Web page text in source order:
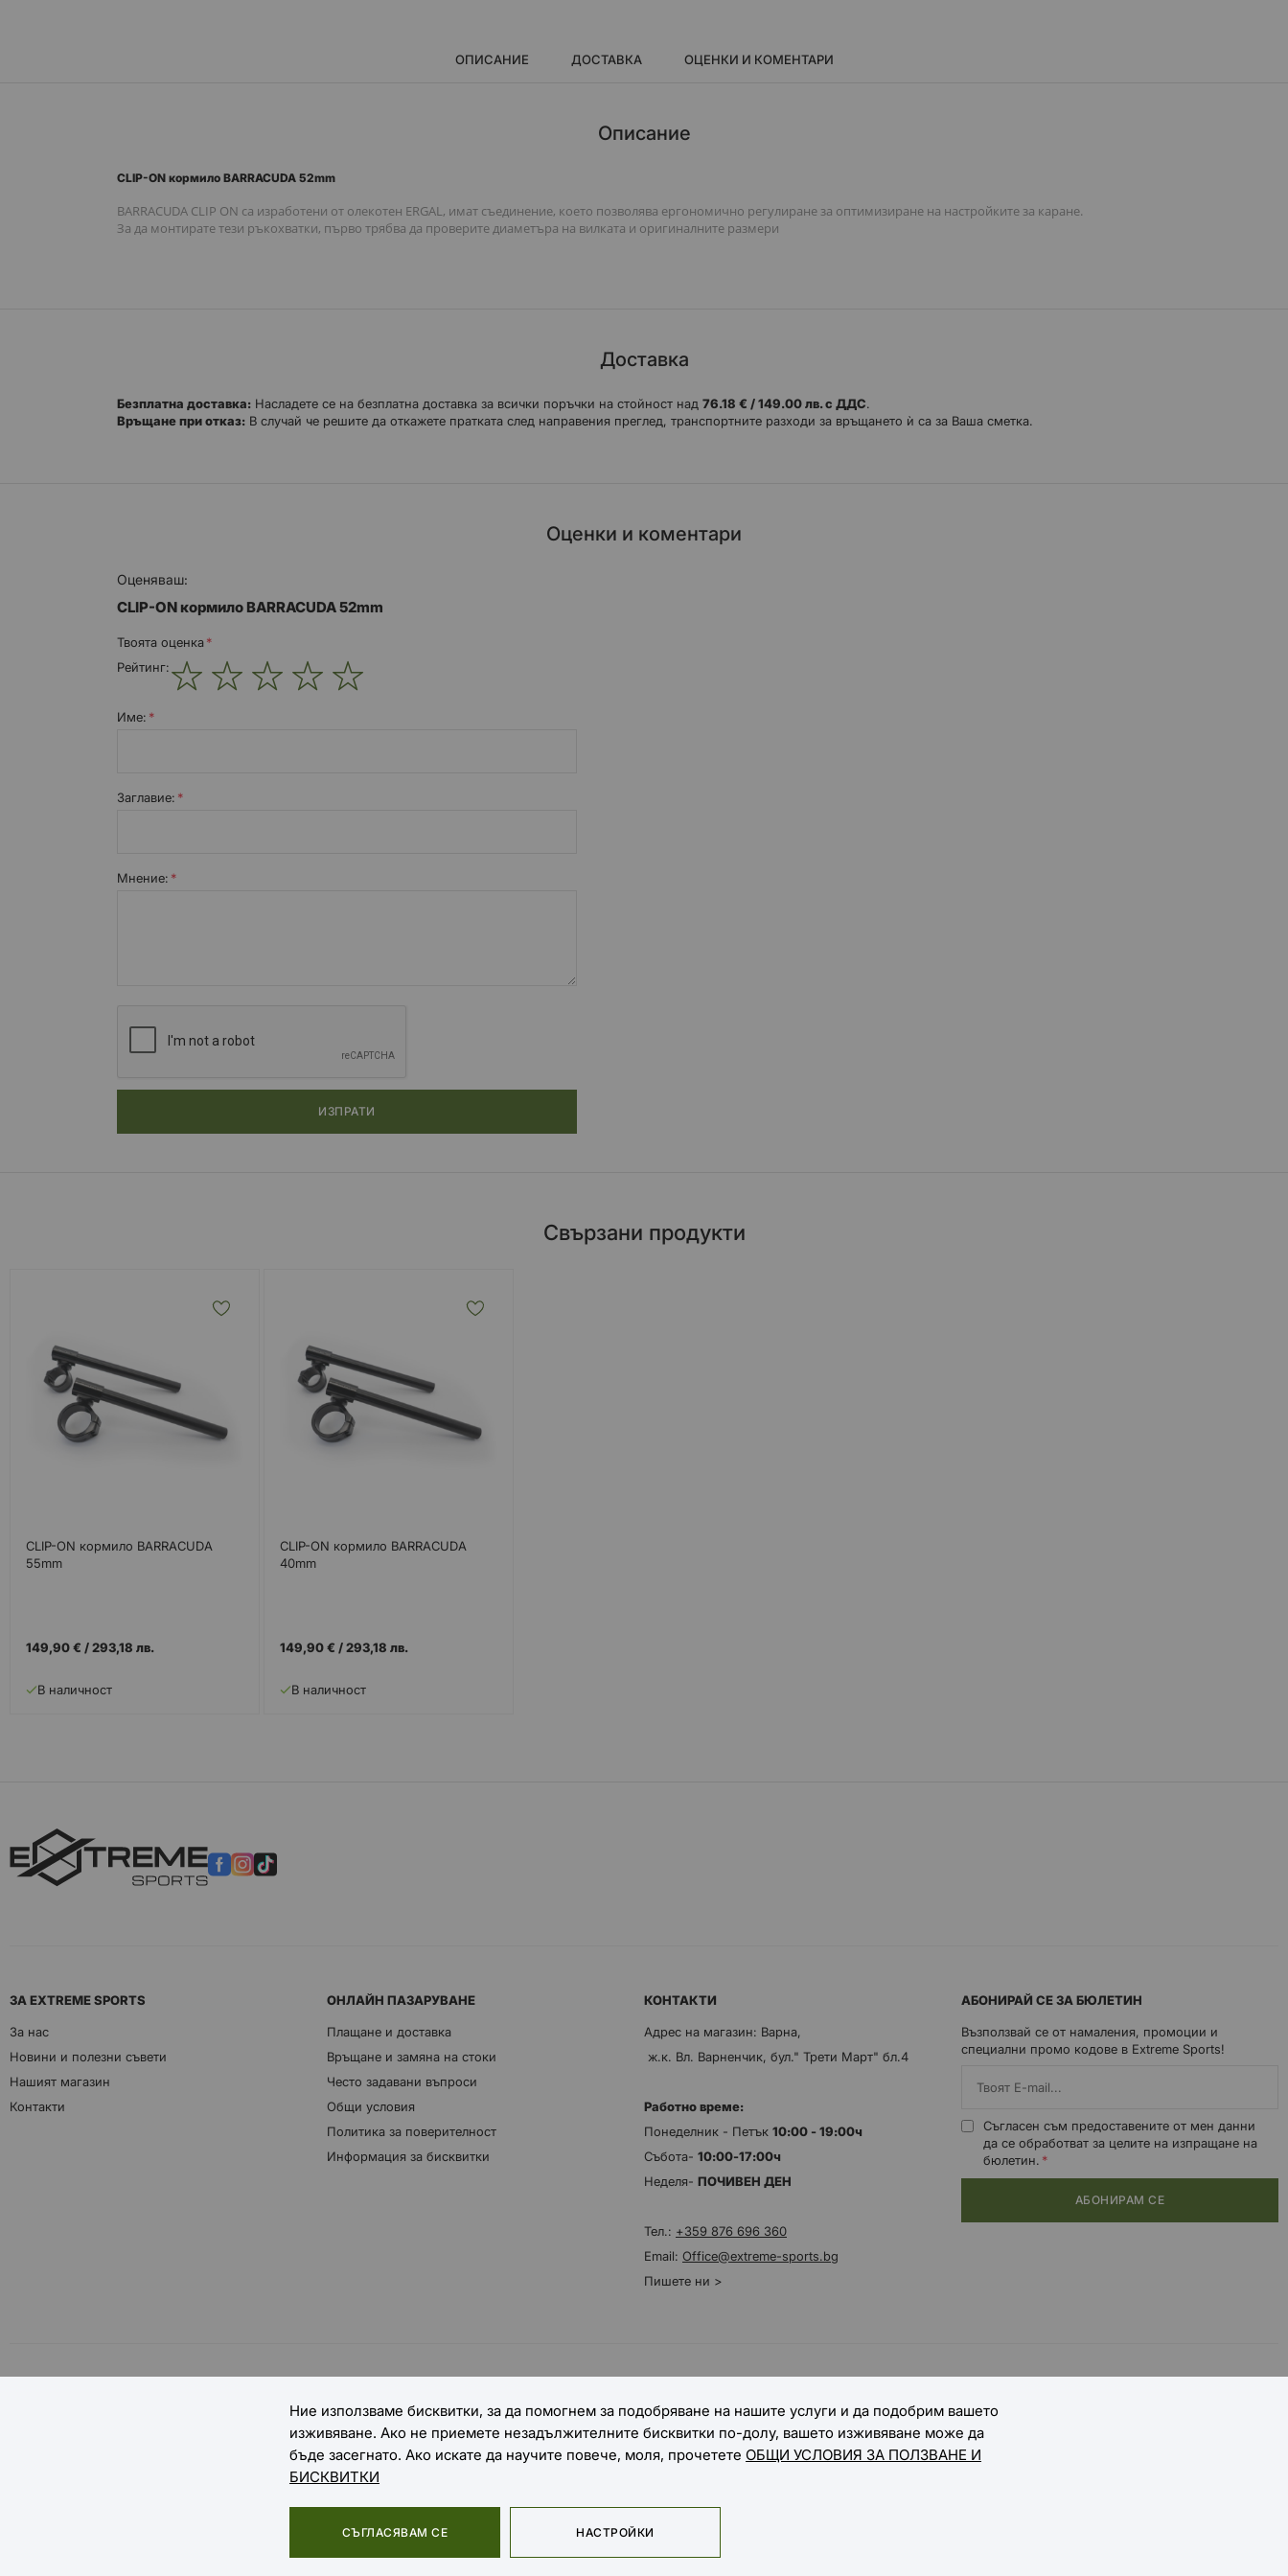
ОПИСАНИЕ ДОСТАВКА ОЦЕНКИ И КОМЕНТАРИ
Описание
CLIP-ON кормило BARRACUDA 52mm
BARRACUDA CLIP ON са изработени от олекотен ERGAL, имат съединение, което позволява ергономично регулиране за оптимизиране на настройките за каране.
За да монтирате тези ръкохватки, първо трябва да проверите диаметъра на вилката и оригиналните размери
Доставка
Безплатна доставка: Насладете се на безплатна доставка за всички поръчки на стойност над 76.18 € / 149.00 лв. с ДДС.
Връщане при отказ: В случай че решите да откажете пратката след направения преглед, транспортните разходи за връщането ѝ са за Ваша сметка.
Оценки и коментари
Оценяваш:
CLIP-ON кормило BARRACUDA 52mm
Твоята оценка
Рейтинг:
Име:
Заглавиe:
Мнение:
ИЗПРАТИ
Свързани продукти
CLIP-ON кормило BARRACUDA
55mm
149,90 € /293,18 лв.
В наличност
CLIP-ON кормило BARRACUDA
40mm
149,90 € /293,18 лв.
В наличност
ЗА EXTREME SPORTS
За нас
Новини и полезни съвети
Нашият магазин
Контакти
ОНЛАЙН ПАЗАРУВАНЕ
Плащане и доставка
Връщане и замяна на стоки
Често задавани въпроси
Общи условия
Политика за поверителност
Информация за бисквитки
КОНТАКТИ
Адрес на магазин: Варна,
ж.к. Вл. Варненчик, бул." Трети Март" бл.4
Работно време:
Понеделник - Петък 10:00 - 19:00ч
Събота- 10:00-17:00ч
Неделя- ПОЧИВЕН ДЕН
Тел.: +359 876 696 360
Email: Office@extreme-sports.bg
Пишете ни >
АБОНИРАЙ СЕ ЗА БЮЛЕТИН
Възползвай се от намаления, промоции и
специални промо кодове в Extreme Sports!
Съгласен съм предоставените от мен данни
да се обработват за целите на изпращане на
бюлетин.
АБОНИРАМ СЕ
НАЧИНИ НА ДОСТАВКА
Ние използваме бисквитки, за да помогнем за подобряване на нашите услуги и да подобрим вашето
изживяване. Ако не приемете незадължителните бисквитки по-долу, вашето изживяване може да
бъде засегнато. Ако искате да научите повече, моля, прочетете ОБЩИ УСЛОВИЯ ЗА ПОЛЗВАНЕ И
БИСКВИТКИ
СЪГЛАСЯВАМ СЕ НАСТРОЙКИ